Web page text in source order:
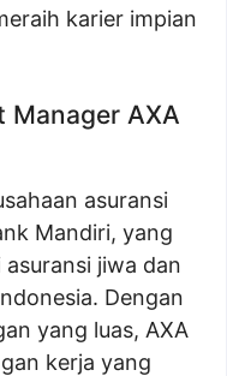
karier impian
Manager AXA
asuransi
Mandiri, yang
jiwa dan
Dengan
yang luas, AXA
kerja yang